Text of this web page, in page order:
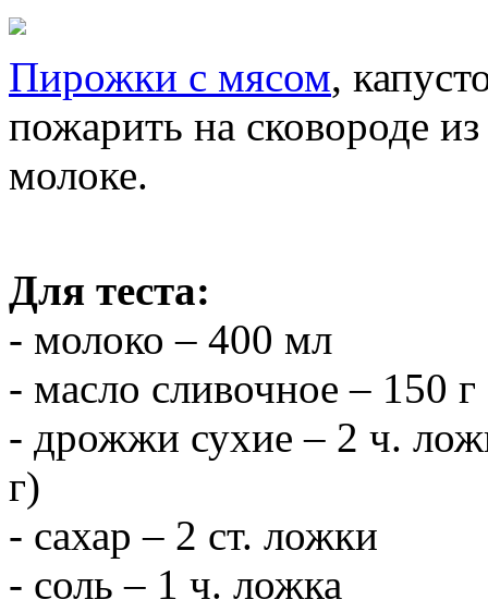
Пирожки с мясом,
пожарить на сковороде
молоке.
Для теста:
- молоко – 400 мл
- масло сливочное – 150 г
- дрожжи сухие – 2 ч.
г)
- сахар – 2 ст. ложки
- соль – 1 ч. ложка